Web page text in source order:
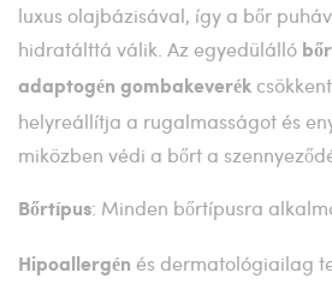
luxus olajbázisával, így a bőr
hidratálttá válik. Az egyedülálló
adaptogén gombakeverék
helyreállítja a rugalmasságot és
miközben védi a bőrt a
Bőrtípus: Minden bőrtípusra
Hipoallergén és dermatológiailag